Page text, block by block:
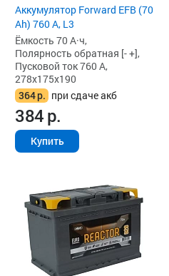
Аккумулятор Forward EFB (70
Ah) 760 А, L3
Ёмкость 70 А·ч,
Полярность обратная [- +],
Пусковой ток 760 А,
278x175x190
364р. при сдаче акб
384р.
Купить